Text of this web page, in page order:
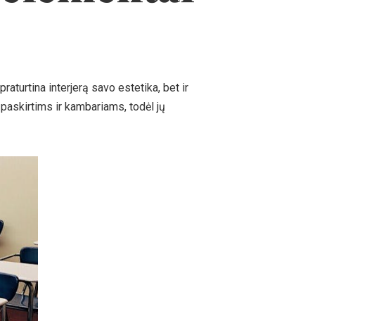
interjerą savo estetika, bet ir
ir kambariams, todėl jų